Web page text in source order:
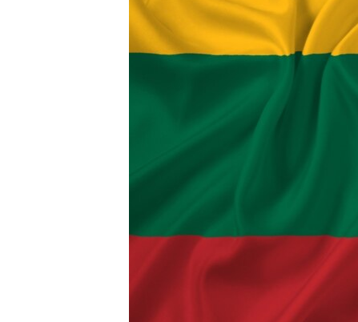
УКРАЇНСЬКА ПРОБЛЕМА КРИМУ